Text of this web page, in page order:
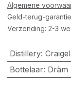
Algemene
Geld-terug-
Verzending: 2-3
Distillery:
Bottelaar: Dràm